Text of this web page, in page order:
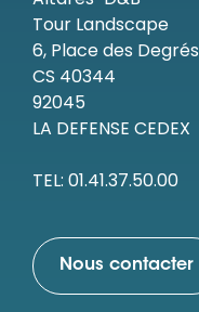
Tour Landscape
6, Place des Degrés
CS 40344
92045
LA DEFENSE CEDEX
TEL: 01.41.37.50.00
Nous contacter